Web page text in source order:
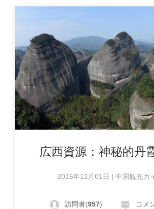
広西資源：神秘的丹
2015年12月01日 | 中国観光ガ
訪問者(957) コメ